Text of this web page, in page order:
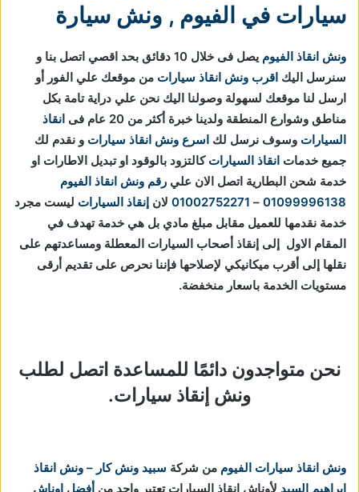
سيارات في الفيوم , ونش سيارة
ونش انقاذ الفيوم
يصل فى خلال 10 دقائق بحد اقصي اتصل بنا و
سنرسل اليك اقرب ونش انقاذ سيارات من موقعك علي الفور أو
ارسل لنا موقعك لسهولة وصولنا اليك نحن علي دراية تامة بكل
مناطق وشوارع المنطقة ولدينا خبرة أكثر من 20 عام فى
انقاذ
السيارات وسوف نرسل لك اسرع ونش انقاذ سيارات و نقدم لك
جميع خدمات انقاذ السيارات كالتزود بالوقود او تبديل الاطارات او
خدمة شحن البطارية اتصل الان علي رقم ونش انقاذ الفيوم
01099996138
–
01002752271 لان إنقاذ السيارات ليست مجرد
خدمة نقدمها للعميل مقابل مبلغ مادي بل هي خدمة تهدف في
المقام الاول إلى إنقاذ أصحاب السيارات المعطلة ومساعدتهم على
نقلها إلى أقرب ميكانيكي لإصلاحها فإننا نحرص على تقديم أرقى
مستويات الخدمة باسعار منخفضة.
نحن متواجدون دائمًا للمساعدة اتصل لطلب
ونش إنقاذ سيارات.
ونش انقاذ سيارات الفيوم من شركة سبيد ونش كار – ونش انقاذ
ابراهيم السيد لأوناش انقاذ السيارات تعتبر واحد من أفضل اوناش